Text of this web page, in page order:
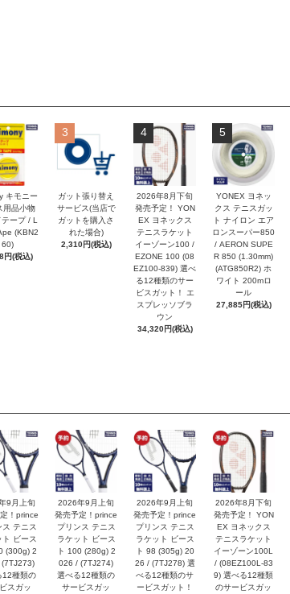
キモニー
用品小物
テープ / L
(KBN2
60)
円(税込)
3
ガット張り替え
サービス(当店で
ガットを購入さ
れた場合)
2,310円(税込)
4
2026年8月下旬
発売予定！ YON
EX ヨネックス
テニスラケット
イーゾーン100 /
EZONE 100 (08
EZ100-839) 選べ
る12種類のサー
ビスガット！ エ
スプレッソブラ
ウン
34,320円(税込)
5
YONEX ヨネッ
クス テニスガッ
ト ナイロン エア
ロンスーパー850
/ AERON SUPE
R 850 (1.30mm)
(ATG850R2) ホ
ワイト 200mロ
ール
27,885円(税込)
9月上旬
！prince
ス テニス
ト ビース
(300g) 2
12種類の
スガッ
2026年9月上旬
発売予定！prince
プリンス テニス
ラケット ビース
ト 100 (280g) 2
026 / (7TJ274)
選べる12種類の
サービスガッ
2026年9月上旬
発売予定！prince
プリンス テニス
ラケット ビース
ト 98 (305g) 20
26 / (7TJ278) 選
べる12種類のサ
ービスガット！
2026年8月下旬
発売予定！ YON
EX ヨネックス
テニスラケット
イーゾーン100L
/ (08EZ100L-83
9) 選べる12種類
のサービスガッ